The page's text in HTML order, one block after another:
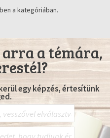
a kategóriában.
a témára,
egy képzés, értesítünk